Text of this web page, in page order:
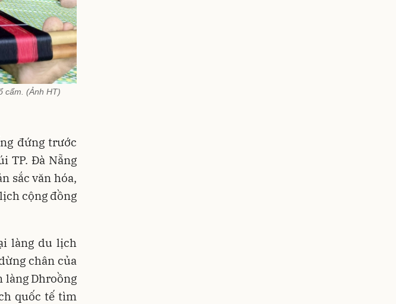
cẩm. (Ảnh HT)
đứng trước
TP. Đà Nẵng
sắc văn hóa,
cộng đồng
làng du lịch
chân của
làng Dhroồng
quốc tế tìm